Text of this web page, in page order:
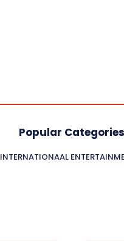
Popular Categories
INTERNATIONAAL